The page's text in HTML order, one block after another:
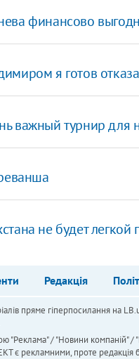
финансово
я готов
важный турнир для
не будет легкой
Редакція
пряме гіперпосилання на
"Реклама" / "Новини
рекламними, проте редакція